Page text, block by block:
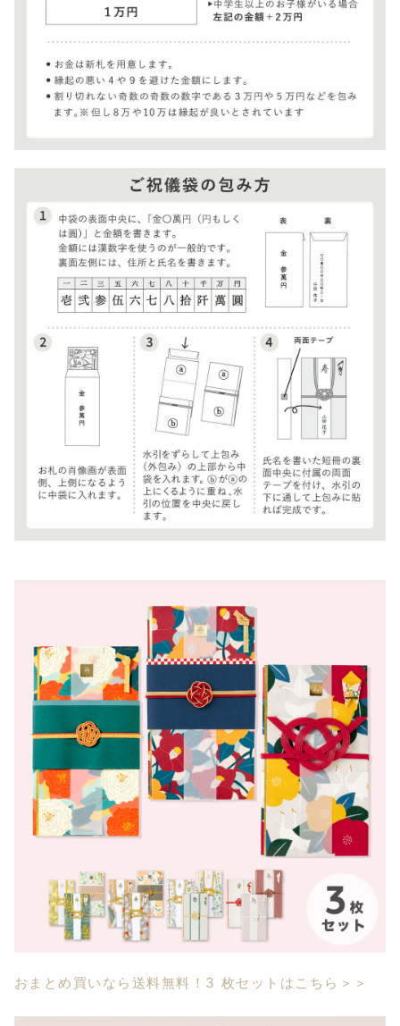
おまとめ買いなら送料無料！3 枚セットはこちら＞＞